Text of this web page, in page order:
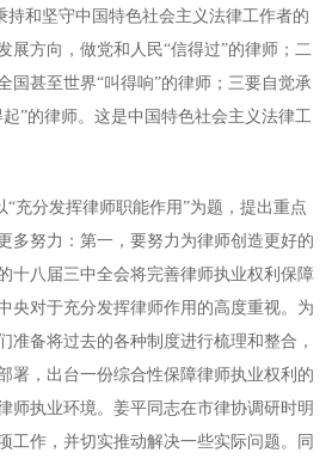
持和坚守中国特色社会主义法律工作者的
展方向，做党和人民“信得过”的律师；二
国甚至世界“叫得响”的律师；三要自觉承
”的律师。这是中国特色社会主义法律工
“充分发挥律师职能作用”为题，提出重点
多努力：第一，要努力为律师创造更好的
十八届三中全会将完善律师执业权利保障
央对于充分发挥律师作用的高度重视。为
准备将过去的各种制度进行梳理和整合，
署，出台一份综合性保障律师执业权利的
师执业环境。姜平同志在市律协调研时明
工作，并切实推动解决一些实际问题。同